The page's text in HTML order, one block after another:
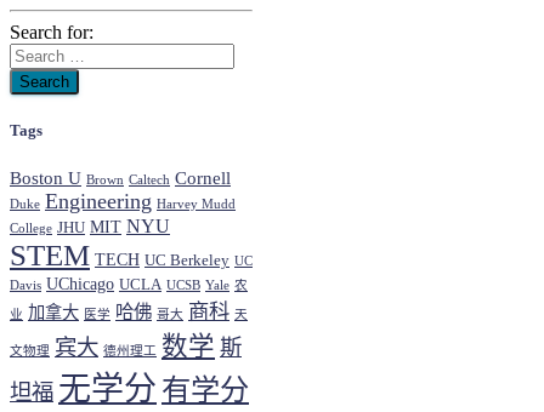
Search for:
Tags
Boston U Brown Caltech Cornell
Duke Engineering Harvey Mudd
College JHU MIT NYU
STEM TECH UC Berkeley UC
Davis UChicago UCLA UCSB Yale 农
业 加拿大 医学 哈佛 哥大 商科 天
文物理 宾大 德州理工 数学 斯
坦福 无学分 有学分